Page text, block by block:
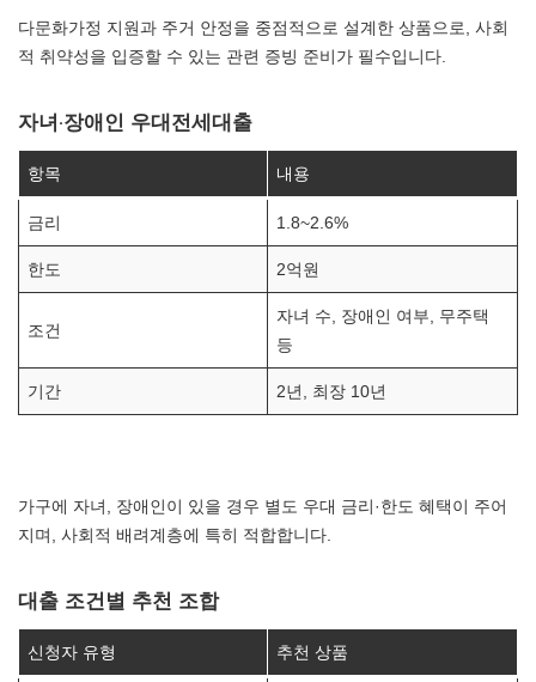
다문화가정 지원과 주거 안정을 중점적으로 설계한 상품으로, 사회
적 취약성을 입증할 수 있는 관련 증빙 준비가 필수입니다.
자녀·장애인 우대전세대출
항목 내용
금리 1.8~2.6%
한도 2억원
조건
자녀 수, 장애인 여부, 무주택
등
기간 2년, 최장 10년
가구에 자녀, 장애인이 있을 경우 별도 우대 금리·한도 혜택이 주어
지며, 사회적 배려계층에 특히 적합합니다.
대출 조건별 추천 조합
신청자 유형 추천 상품